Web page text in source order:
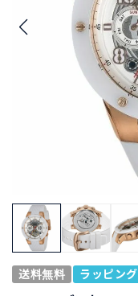
送料無料 ラッピング